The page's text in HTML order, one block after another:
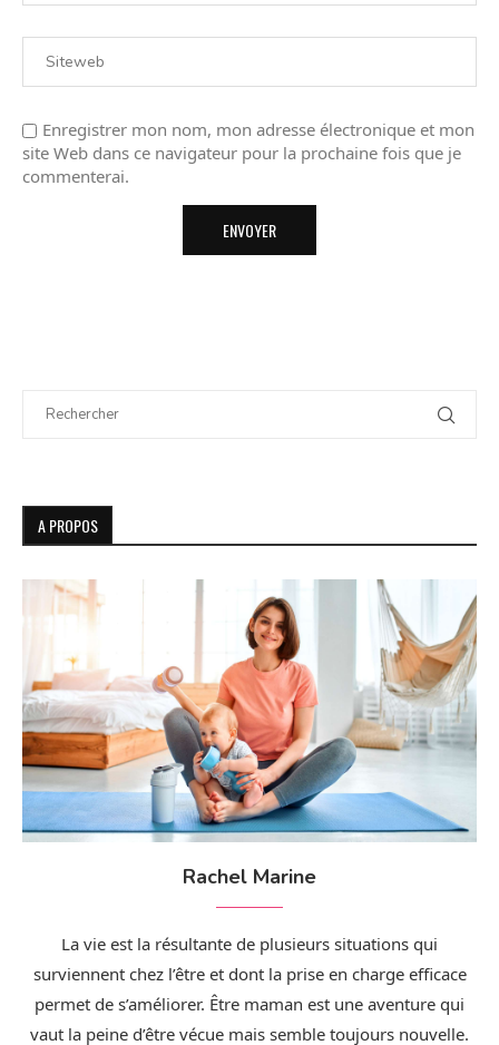
Enregistrer mon nom, mon adresse électronique et mon
site Web dans ce navigateur pour la prochaine fois que je
commenterai.
A PROPOS
Rachel Marine
La vie est la résultante de plusieurs situations qui
surviennent chez l’être et dont la prise en charge efficace
permet de s’améliorer. Être maman est une aventure qui
vaut la peine d’être vécue mais semble toujours nouvelle.